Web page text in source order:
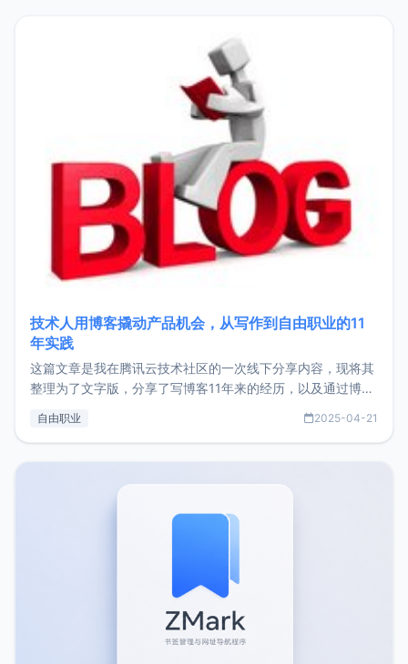
技术人用博客撬动产品机会，从写作到自由职业的11
年实践
这篇文章是我在腾讯云技术社区的一次线下分享内容，现将其
整理为了文字版，分享了写博客11年来的经历，以及通过博客
了我的首个产品ImgURL的真实数据和产品现状。自我介绍大
自由职业 2025-04-21